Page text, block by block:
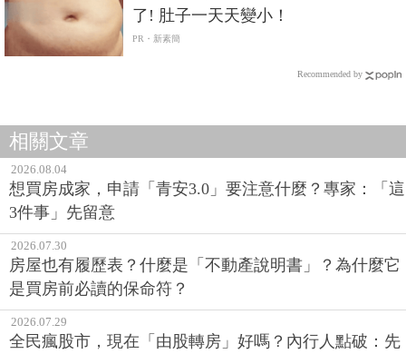
了! 肚子一天天變小！
PR・新素簡
Recommended by
相關文章
2026.08.04
想買房成家，申請「青安3.0」要注意什麼？專家：「這
3件事」先留意
2026.07.30
房屋也有履歷表？什麼是「不動產說明書」？為什麼它
是買房前必讀的保命符？
2026.07.29
全民瘋股市，現在「由股轉房」好嗎？內行人點破：先